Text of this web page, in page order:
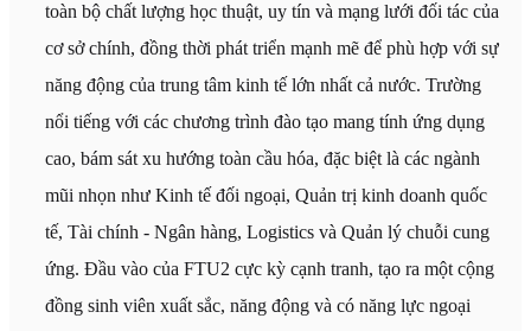
toàn bộ chất lượng học thuật, uy tín và mạng lưới đối tác của
cơ sở chính, đồng thời phát triển mạnh mẽ để phù hợp với sự
năng động của trung tâm kinh tế lớn nhất cả nước. Trường
nổi tiếng với các chương trình đào tạo mang tính ứng dụng
cao, bám sát xu hướng toàn cầu hóa, đặc biệt là các ngành
mũi nhọn như Kinh tế đối ngoại, Quản trị kinh doanh quốc
tế, Tài chính - Ngân hàng, Logistics và Quản lý chuỗi cung
ứng. Đầu vào của FTU2 cực kỳ cạnh tranh, tạo ra một cộng
đồng sinh viên xuất sắc, năng động và có năng lực ngoại